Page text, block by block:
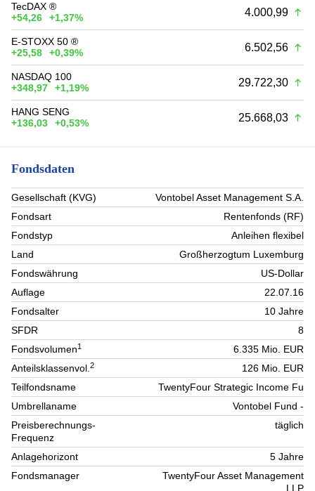
TecDAX ®
+54,26
+1,37% 4.000,99
E-STOXX 50 ®
+25,58
+0,39% 6.502,56
NASDAQ 100
+348,97
+1,19% 29.722,30
HANG SENG
+136,03
+0,53% 25.668,03
Fondsdaten
Gesellschaft (KVG)
Vontobel Asset Management S.A.
Fondsart
Rentenfonds (RF)
Fondstyp
Anleihen flexibel
Land
Großherzogtum Luxemburg
Fondswährung
US-Dollar
Auflage
22.07.16
Fondsalter
10 Jahre
SFDR
8
Fondsvolumen1
6.335 Mio. EUR
Anteilsklassenvol.2
126 Mio. EUR
Teilfondsname
TwentyFour Strategic Income Fu
Umbrellaname
Vontobel Fund -
Preisberechnungs-
Frequenz
täglich
Anlagehorizont
5 Jahre
Fondsmanager
TwentyFour Asset Management
LLP